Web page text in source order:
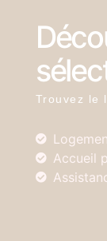
Trouvez le
Accueil